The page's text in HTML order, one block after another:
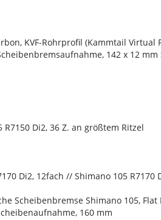
KVF-Rohrprofil (Kammtail
142 x 12 mm
Di2, 36 Z. an größtem Ritzel
Di2, 12fach // Shimano 105 R7170
Scheibenbremse Shimano 105, Flat
160 mm